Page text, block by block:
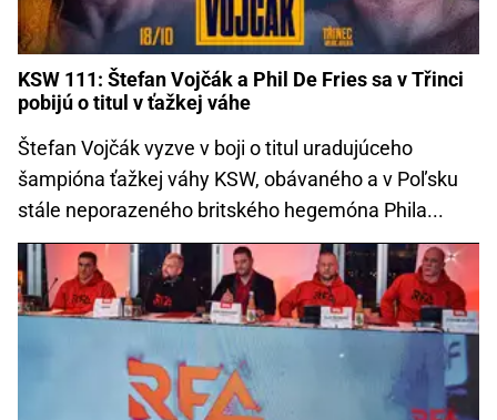
KSW 111: Štefan Vojčák a Phil De Fries sa v Třinci
pobijú o titul v ťažkej váhe
Štefan Vojčák vyzve v boji o titul uradujúceho
šampióna ťažkej váhy KSW, obávaného a v Poľsku
stále neporazeného britského hegemóna Phila...